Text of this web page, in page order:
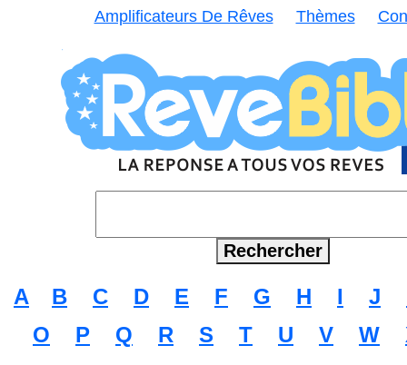
Amplificateurs De Rêves Thèmes
A B C D E F G H I J
O
P Q R S T U V W